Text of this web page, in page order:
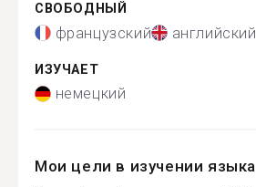
СВОБОДНЫЙ
французский английский
ИЗУЧАЕТ
немецкий
Мои цели в изучении языка